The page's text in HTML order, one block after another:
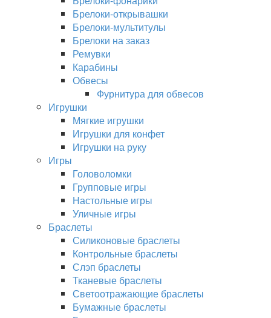
Брелоки-открывашки
Брелоки-мультитулы
Брелоки на заказ
Ремувки
Карабины
Обвесы
Фурнитура для обвесов
Игрушки
Мягкие игрушки
Игрушки для конфет
Игрушки на руку
Игры
Головоломки
Групповые игры
Настольные игры
Уличные игры
Браслеты
Силиконовые браслеты
Контрольные браслеты
Слэп браслеты
Тканевые браслеты
Светоотражающие браслеты
Бумажные браслеты